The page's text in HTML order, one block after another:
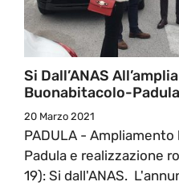
Si Dall’ANAS
Buonabitacolo-Padula
20 Marzo 2021
PADULA -
Padula e realizzazione
19): Si dall'ANAS.